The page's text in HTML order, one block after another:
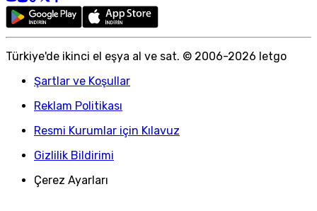
Türkiye'de ikinci el eşya al ve sat. © 2006-2026 letgo
Şartlar ve Koşullar
Reklam Politikası
Resmi Kurumlar için Kılavuz
Gizlilik Bildirimi
Çerez Ayarları